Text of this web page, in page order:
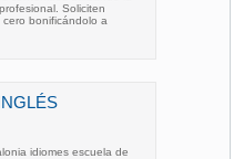
Soliciten
bonificándolo a
idiomes escuela de